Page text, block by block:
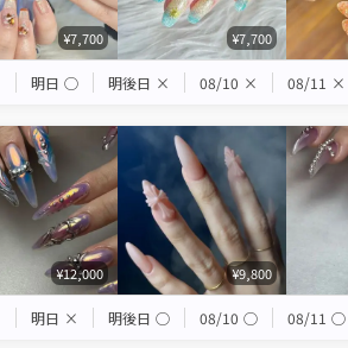
¥7,700 ¥7,700
明日 ◯ 明後日 × 08/10 × 08/11 ×
¥12,000 ¥9,800
明日 × 明後日 ◯ 08/10 ◯ 08/11 ◯